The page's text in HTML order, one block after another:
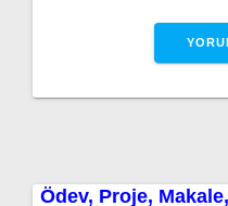
Ödev, Proje,